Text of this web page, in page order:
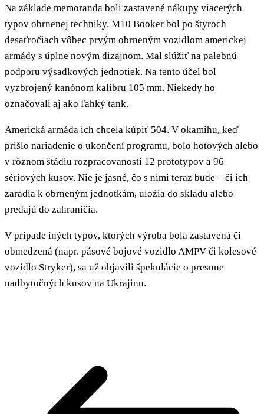
Na základe memoranda boli zastavené nákupy viacerých
typov obrnenej techniky. M10 Booker bol po štyroch
desaťročiach vôbec prvým obrneným vozidlom americkej
armády s úplne novým dizajnom. Mal slúžiť na palebnú
podporu výsadkových jednotiek. Na tento účel bol
vyzbrojený kanónom kalibru 105 mm. Niekedy ho
označovali aj ako ľahký tank.
Americká armáda ich chcela kúpiť 504. V okamihu, keď
prišlo nariadenie o ukončení programu, bolo hotových alebo
v rôznom štádiu rozpracovanosti 12 prototypov a 96
sériových kusov. Nie je jasné, čo s nimi teraz bude – či ich
zaradia k obrneným jednotkám, uložia do skladu alebo
predajú do zahraničia.
V prípade iných typov, ktorých výroba bola zastavená či
obmedzená (napr. pásové bojové vozidlo AMPV či kolesové
vozidlo Stryker), sa už objavili špekulácie o presune
nadbytočných kusov na Ukrajinu.